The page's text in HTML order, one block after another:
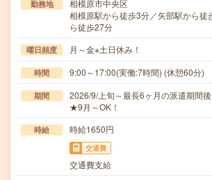
勤務地
相模原市中央区
相模原駅から徒歩3分／矢部駅から徒
ら徒歩27分
曜日頻度 月～金※土日休み！
時間 9:00～17:00(実働:7時間) (休憩60分)
期間
2026/9/上旬～最長6ヶ月の派遣期間
★9月～OK！
時給 時給1650円
交通費
交通費支給